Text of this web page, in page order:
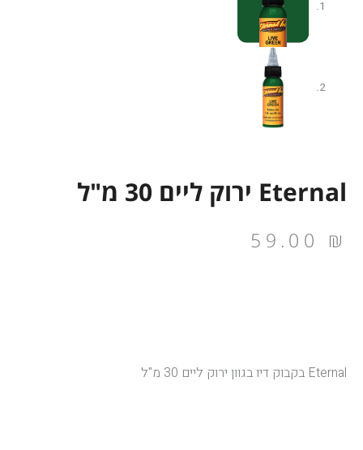
Eternal ירוק ליים 30 מ"ל
59.00 ₪
Eternal בקבוק דיו בגוון ירוק ליים 30 מ"ל